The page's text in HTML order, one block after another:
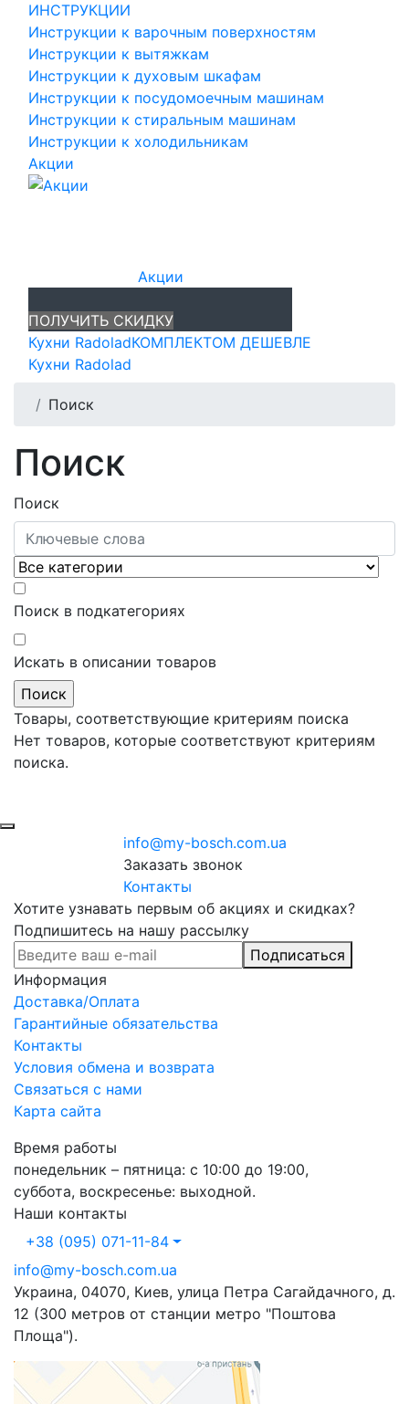
ИНСТРУКЦИИ
Инструкции к варочным поверхностям
Инструкции к вытяжкам
Инструкции к духовым шкафам
Инструкции к посудомоечным машинам
Инструкции к стиральным машинам
Инструкции к холодильникам
Акции
Акции
ПОЛУЧИТЬ СКИДКУ
Кухни Radolad
Кухни Radolad
КОМПЛЕКТОМ ДЕШЕВЛЕ
Поиск
Поиск
Поиск
Поиск в подкатегориях
Искать в описании товаров
Товары, соответствующие критериям поиска
Нет товаров, которые соответствуют критериям
поиска.
info@my-bosch.com.ua
Заказать звонок
Контакты
Хотите узнавать первым об акциях и скидках?
Подпишитесь на нашу рассылку
Подписаться
Информация
Доставка/Оплата
Гарантийные обязательства
Контакты
Условия обмена и возврата
Связаться с нами
Карта сайта
Время работы
понедельник – пятница: с 10:00 до 19:00,
суббота, воскресенье: выходной.
Наши контакты
+38 (095) 071-11-84
info@my-bosch.com.ua
Украина, 04070, Киев, улица Петра Сагайдачного, д.
12 (300 метров от станции метро "Поштова
Площа").